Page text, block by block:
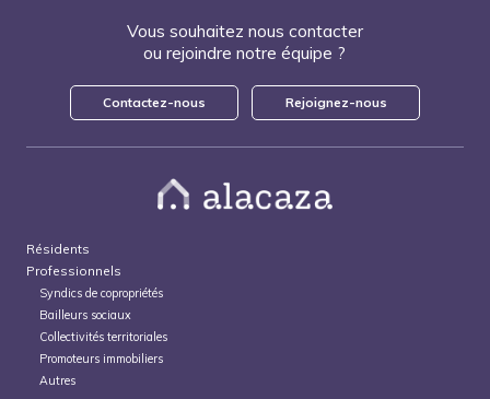
Vous souhaitez nous contacter
ou rejoindre notre équipe ?
Contactez-nous Rejoignez-nous
Résidents
Professionnels
Syndics de copropriétés
Bailleurs sociaux
Collectivités territoriales
Promoteurs immobiliers
Autres